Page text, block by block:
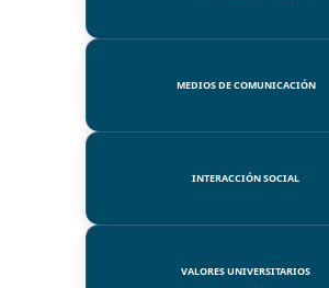
MEDIOS DE COMUNICACIÓN
INTERACCIÓN SOCIAL
VALORES UNIVERSITARIOS